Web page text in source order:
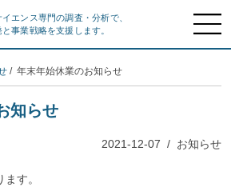
エンス専門の調査・分析で、
事業戦略を支援します。
/ 年末年始休業のお知らせ
知らせ
2021-12-07 / お知らせ
す。